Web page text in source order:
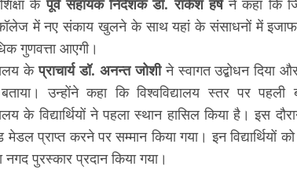
केपूर्व सहायक निदेशक डॉ. राकेश हर्षने कहा कि
में नए संकाय खुलने के साथ यहां के संसाधनों में
गुणवत्ता आएगी।
केप्राचार्य डॉ. अनन्त जोशीने स्वागत उद्बोधन दिया
उन्होंने कहा कि विश्वविद्यालय स्तर पर
के विद्यार्थियों ने पहला स्थान हासिल किया है। इस
मेडल प्राप्त करने पर सम्मान किया गया। इन विद्यार्थियों
पुरस्कार प्रदान किया गया।